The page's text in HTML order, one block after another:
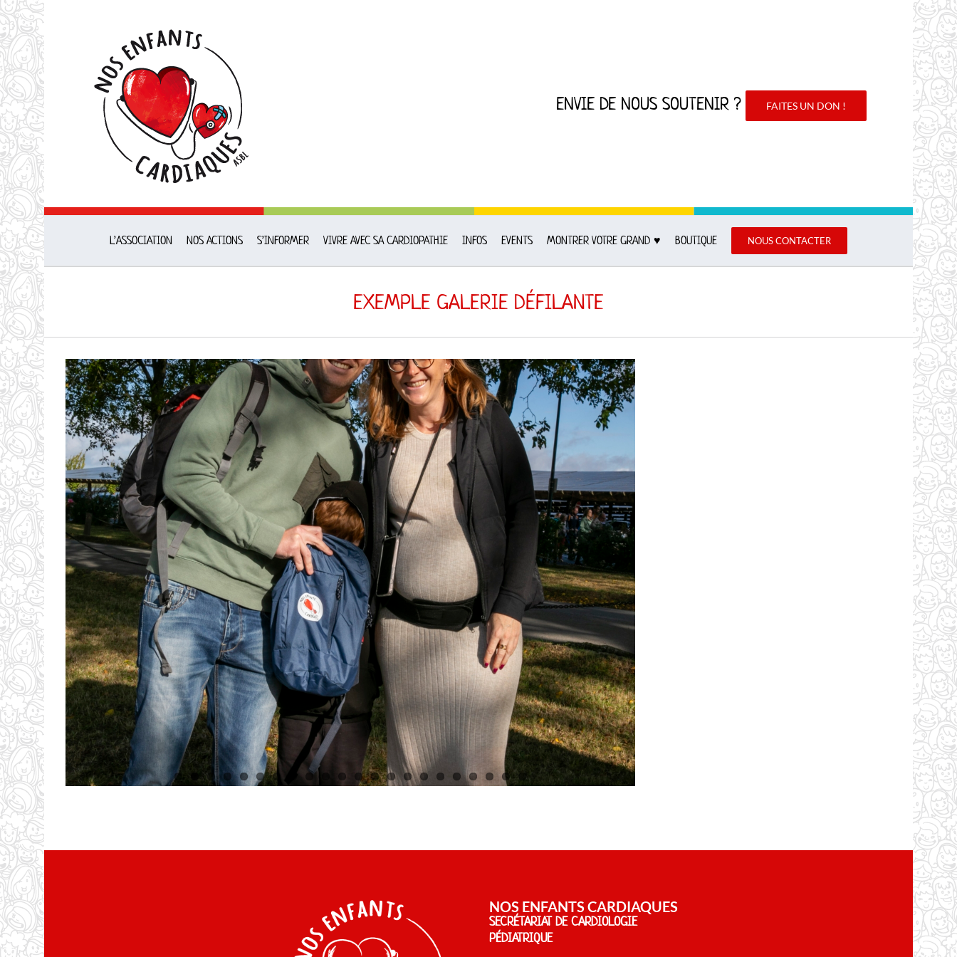
Passer
au
contenu
ENVIE DE NOUS SOUTENIR ? FAITES UN DON !
L’ASSOCIATION NOS ACTIONS S’INFORMER VIVRE AVEC SA CARDIOPATHIE INFOS EVENTS MONTRER VOTRE GRAND ♥︎ BOUTIQUE NOUS CONTACTER
EXEMPLE GALERIE DÉFILANTE
NOS ENFANTS CARDIAQUES
SECRÉTARIAT DE CARDIOLOGIE
PÉDIATRIQUE